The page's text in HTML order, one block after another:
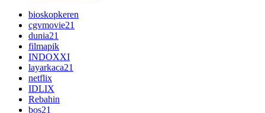
bioskopkeren
cgvmovie21
dunia21
filmapik
INDOXXI
layarkaca21
netflix
IDLIX
Rebahin
bos21